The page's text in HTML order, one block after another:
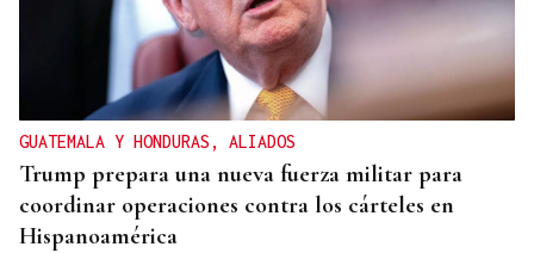
GUATEMALA Y HONDURAS, ALIADOS
Trump prepara una nueva fuerza militar para
coordinar operaciones contra los cárteles en
Hispanoamérica